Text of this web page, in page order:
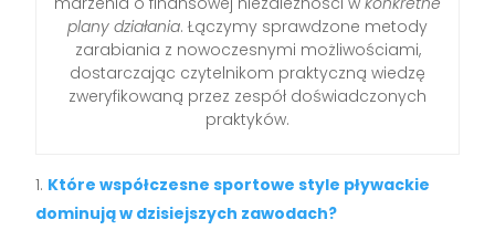
plany działania. Łączymy sprawdzone metody
zarabiania z nowoczesnymi możliwościami,
dostarczając czytelnikom praktyczną wiedzę
zweryfikowaną przez zespół doświadczonych
praktyków.
Które współczesne sportowe style pływackie
dominują w dzisiejszych zawodach?